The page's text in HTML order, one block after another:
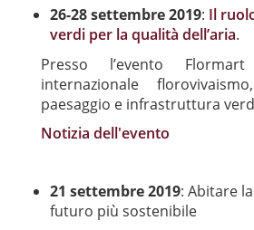
26-28 settembre 2019: Il
verdi per la qualità dell’aria.
Presso l’evento
internazionale
paesaggio e infrastruttura
Notizia dell'evento
21 settembre 2019: Abitare
futuro più sostenibile